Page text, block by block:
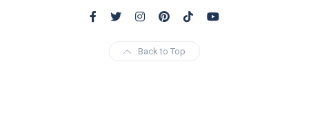
Back to Top